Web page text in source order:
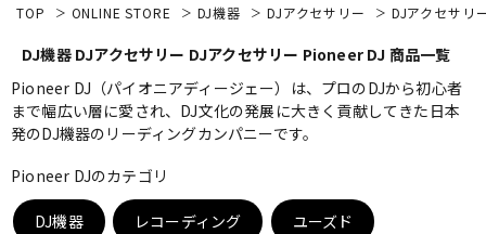
エレキギター
ベース ウクレレ
TOP ONLINE STORE DJ機器 DJアクセサリー DJアクセサリ
DJ機器 DJアクセサリー DJアクセサリー Pioneer DJ 商品一覧
Pioneer DJ（パイオニアディージェー）は、プロのDJから初心者
まで幅広い層に愛され、DJ文化の発展に大きく貢献してきた日本
発のDJ機器のリーディングカンパニーです。
Pioneer DJのカテゴリ
DJ機器 レコーディング ユーズド